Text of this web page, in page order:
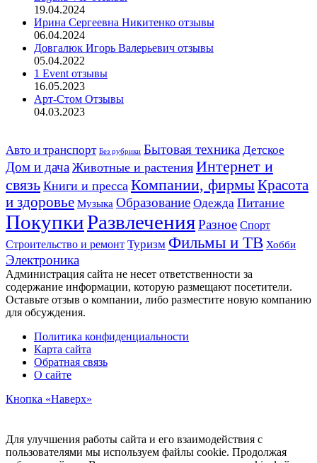
19.04.2024
Ирина Сергеевна Никитенко отзывы
06.04.2024
Довгалюк Игорь Валерьевич отзывы
05.04.2022
1 Event отзывы
16.05.2023
Арт-Стом Отзывы
04.03.2023
Авто и транспорт Без рубрики Бытовая техника Детское
Дом и дача Животные и растения Интернет и
связь Книги и пресса Компании, фирмыКрасота
и здоровье Музыка Образование Одежда Питание
ПокупкиРазвлеченияРазное Спорт
Строительство и ремонт Туризм Фильмы и ТВ Хобби
Электроника
Администрация сайта не несет ответственности за
содержание информации, которую размещают посетители.
Оставьте отзыв о компании, либо разместите новую компанию
для обсуждения.
Политика конфиденциальности
Карта сайта
Обратная связь
О сайте
Кнопка «Наверх»
Для улучшения работы сайта и его взаимодействия с
пользователями мы используем файлы cookie. Продолжая